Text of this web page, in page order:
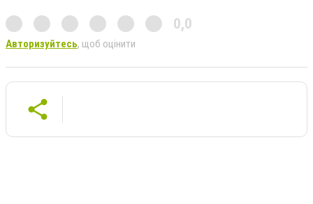
0,0
Авторизуйтесь, щоб оцінити